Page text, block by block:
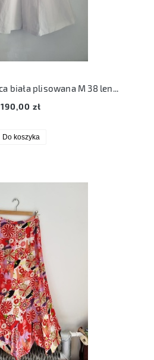
Hugo boss spódnica biała plisowana M 38 len bawełna
190,00 zł
Do koszyka